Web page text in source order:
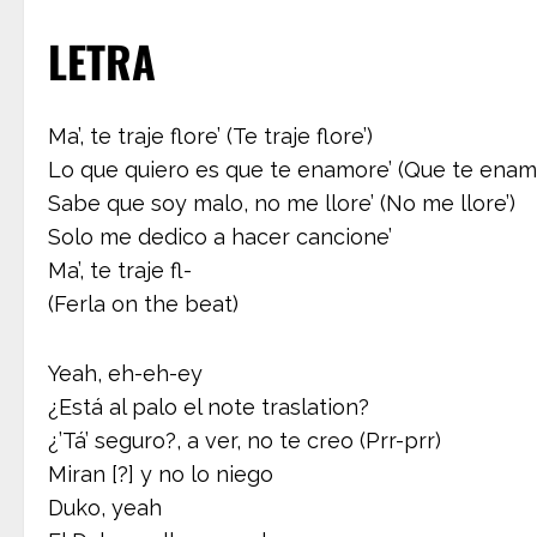
LETRA
Ma’, te traje flore’ (Te traje flore’)
Lo que quiero es que te enamore’ (Que te
Sabe que soy malo, no me llore’ (No me llore’)
Solo me dedico a hacer cancione’
Ma’, te traje fl-
(Ferla on the beat)
Yeah, eh-eh-ey
¿Está al palo el note traslation?
¿’Tá’ seguro?, a ver, no te creo (Prr-prr)
Miran [?] y no lo niego
Duko, yeah